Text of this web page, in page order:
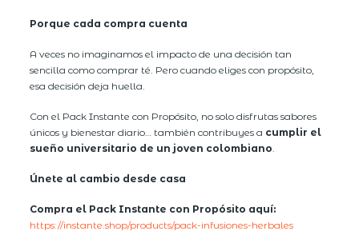
Porque cada compra cuenta
A veces no imaginamos el impacto de una decisión tan
sencilla como comprar té. Pero cuando eliges con propósito,
esa decisión deja huella.
Con el Pack Instante con Propósito, no solo disfrutas sabores
únicos y bienestar diario… también contribuyes a cumplir el
sueño universitario de un joven colombiano
Únete al cambio desde casa
Compra el Pack Instante con Propósito aquí:
https://instante.shop/products/pack-infusiones-herbales